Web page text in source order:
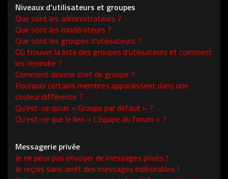
Niveaux d’utilisateurs et groupes
Que sont les administrateurs ?
Que sont les modérateurs ?
Que sont les groupes d’utilisateurs ?
Où trouver la liste des groupes d’utilisateurs et comment
les rejoindre ?
Comment devenir chef de groupe ?
Pourquoi certains membres apparaissent dans une
couleur différente ?
Qu’est-ce qu’un « Groupe par défaut » ?
Qu’est-ce que le lien « L’équipe du forum » ?
Messagerie privée
Je ne peux pas envoyer de messages privés !
Je reçois sans arrêt des messages indésirables !